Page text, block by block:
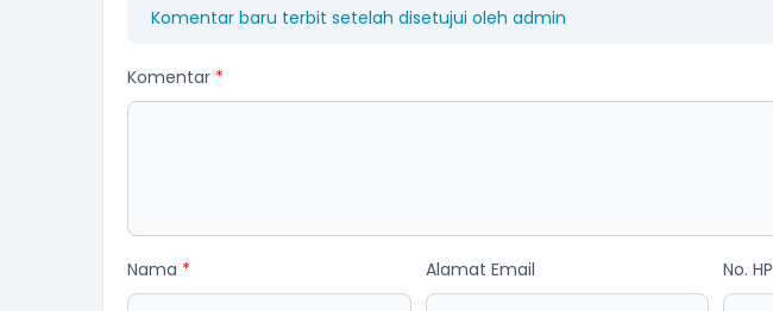
Komentar baru terbit setelah disetujui oleh admin
Komentar *
Nama * Alamat Email No. HP